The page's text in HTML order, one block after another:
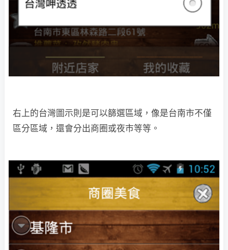
右上的台灣圖示則是可以篩選區域，像是台南市不僅
區分區域，還會分出商圈或夜市等等。